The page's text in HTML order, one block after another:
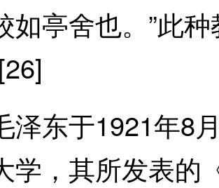
如亭舍也。”此
东于1921年8月
学，其所发表的